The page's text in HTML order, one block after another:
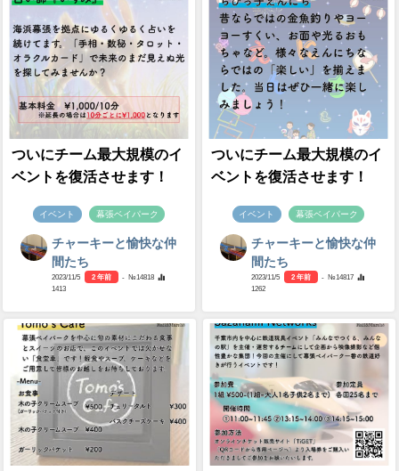
ついにチーム最大規模のイ
ベントを復活させます！
イベント 幕張ベイパーク
チャーキーと愉快な仲
間たち
2023/11/5 2 年前
- №14818
1413
ついにチーム最大規模のイ
ベントを復活させます！
イベント 幕張ベイパーク
チャーキーと愉快な仲
間たち
2023/11/5 2 年前
- №14817
1262